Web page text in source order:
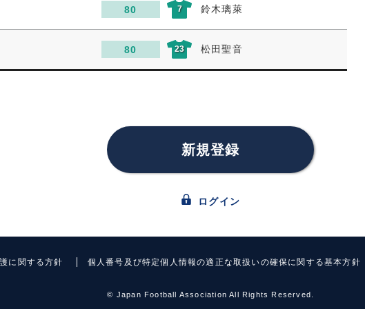
80 7 鈴木璃萊
80 23 松田聖音
新規登録
ログイン
に関する方針 個人番号及び特定個人情報の適正な取扱いの確保に関する基本方針
© Japan Football Association All Rights Reserved.